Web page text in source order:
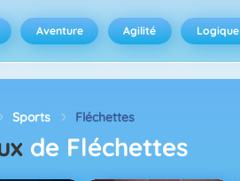
Aventure Agilité Logique
Sports Fléchettes
de Fléchettes